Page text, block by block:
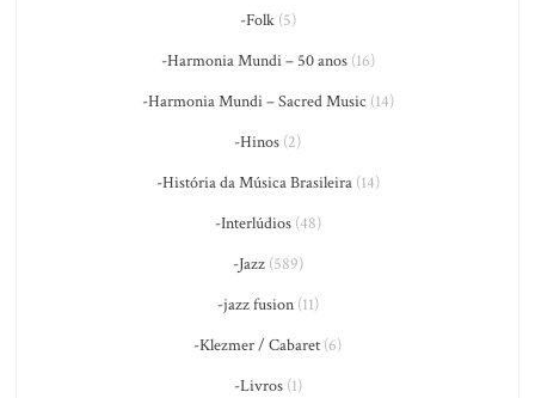
-Folk(5)
-Harmonia Mundi – 50 anos(16)
-Harmonia Mundi – Sacred Music (14)
-Hinos (2)
-História da Música Brasileira(14)
-Interlúdios(48)
-Jazz(589)
-jazz fusion(11)
-Klezmer / Cabaret (6)
-Livros(1)